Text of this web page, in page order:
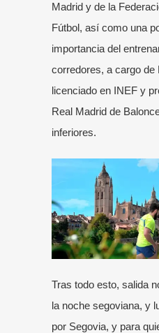
Madrid y de la
Fútbol, así como una
importancia del
corredores, a cargo de
licenciado en INEF y
Real Madrid de
inferiores.
Tras todo esto, salida
la noche segoviana, y
por Segovia, y para